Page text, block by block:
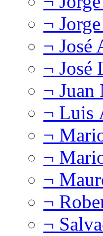
¬
¬ José
¬ José
¬ Juan
¬ Luis
¬
¬
¬
¬
¬